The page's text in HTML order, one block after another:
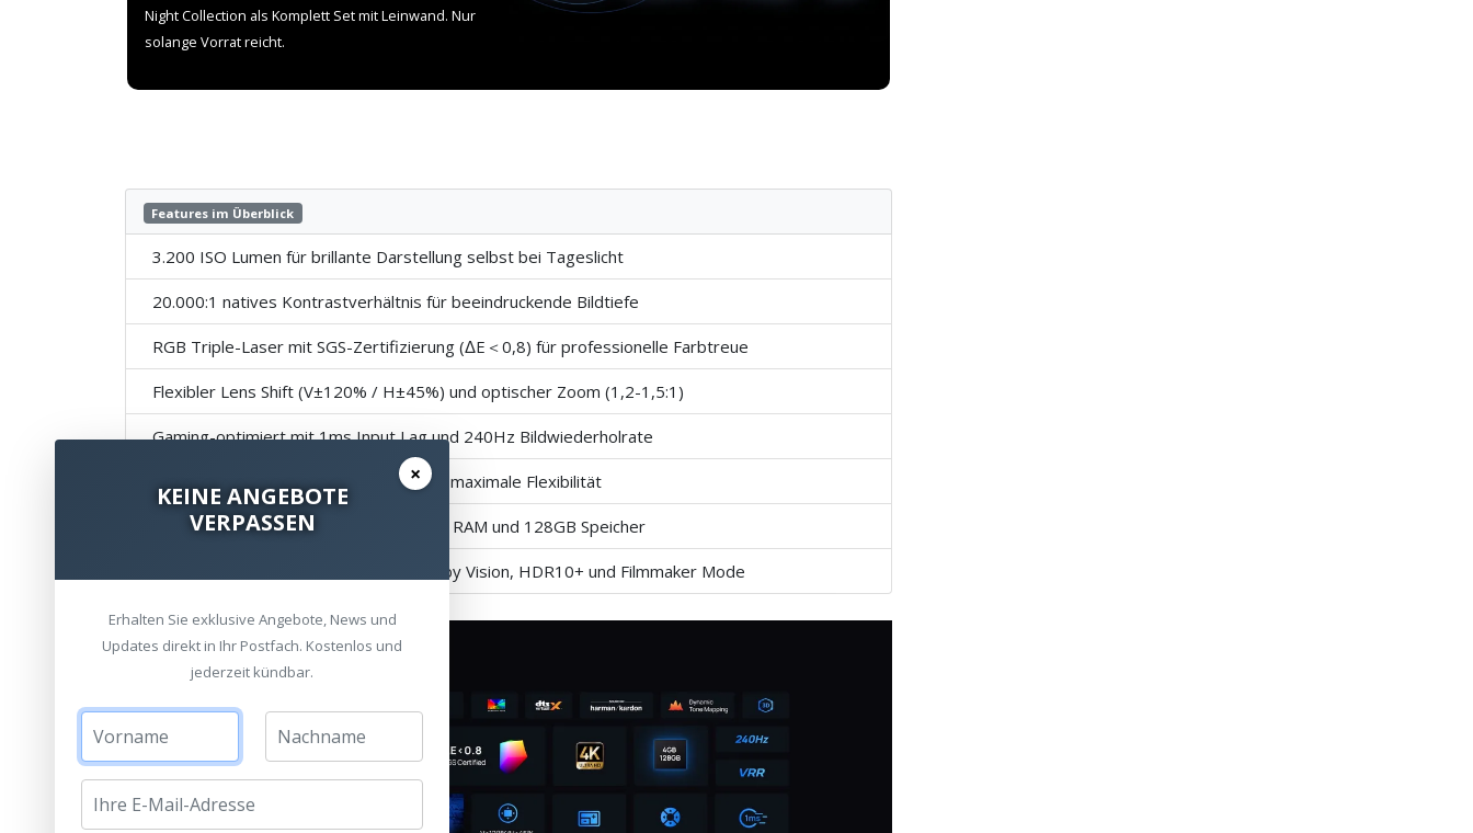
Night Collection als Komplett Set mit Leinwand. Nur
solange Vorrat reicht.
Features im Überblick
3.200 ISO Lumen für brillante Darstellung selbst bei Tageslicht
20.000:1 natives Kontrastverhältnis für beeindruckende Bildtiefe
RGB Triple-Laser mit SGS-Zertifizierung (ΔE＜0,8) für professionelle Farbtreue
Flexibler Lens Shift (V±120% / H±45%) und optischer Zoom (1,2-1,5:1)
Gaming-optimiert mit 1ms Input Lag und 240Hz Bildwiederholrate
Integrierter, verstellbarer Standfuß für maximale Flexibilität
Leistungsstarker MT9679 SoC mit 4GB RAM und 128GB Speicher
Unterstützung für IMAX Enhanced, Dolby Vision, HDR10+ und Filmmaker Mode
×
KEINE ANGEBOTE
VERPASSEN
Erhalten Sie exklusive Angebote, News und
Updates direkt in Ihr Postfach. Kostenlos und
jederzeit kündbar.